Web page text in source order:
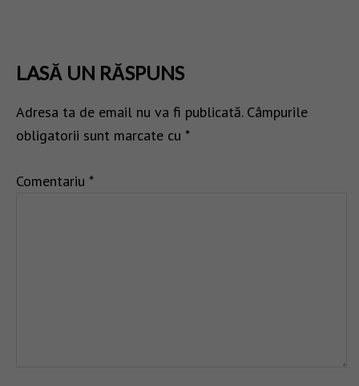
LASĂ UN RĂSPUNS
Adresa ta de email nu va fi publicată. Câmpurile
obligatorii sunt marcate cu *
Comentariu *